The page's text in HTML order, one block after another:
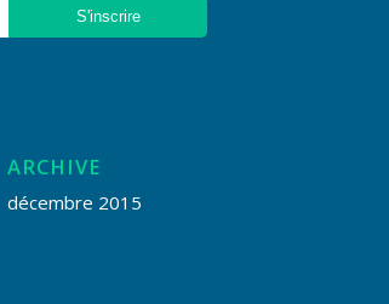
ARCHIVE
décembre 2015